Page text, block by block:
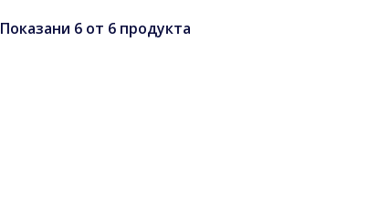
Показани 6 от 6 продукта